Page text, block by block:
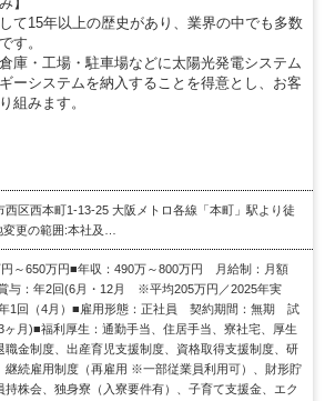
て15年以上の歴史があり、業界の中でも多数
す。
庫・工場・駐車場などに太陽光発電システム
ーシステムを納入することを得意とし、お客
組みます。
西区西本町1-13-25 大阪メトロ各線「本町」駅より徒
更の範囲:本社及…
～650万円■年収：490万～800万円 月給制：月額
与：年2回(6月・12月 ※平均205万円／2025年実
1回（4月）■雇用形態：正社員 契約期間：無期 試
ヶ月)■福利厚生：通勤手当、住居手当、寮社宅、厚生
職金制度、出産育児支援制度、資格取得支援制度、研
継続雇用制度（再雇用 ※一部従業員利用可）、財形貯
持株会、独身寮（入寮要件有）、子育て支援金、エク